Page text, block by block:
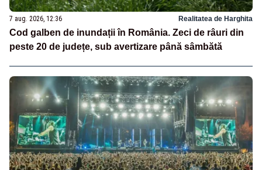
7 aug. 2026, 12:36 Realitatea de Harghita
Cod galben de inundații în România. Zeci de râuri din
peste 20 de județe, sub avertizare până sâmbătă